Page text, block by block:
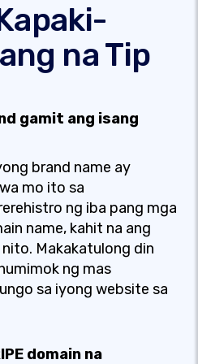
na Tip
gamit ang isang
brand name ay
mo ito sa
ng iba pang mga
name, kahit na ang
Makakatulong din
ng mas
sa iyong website sa
domain na